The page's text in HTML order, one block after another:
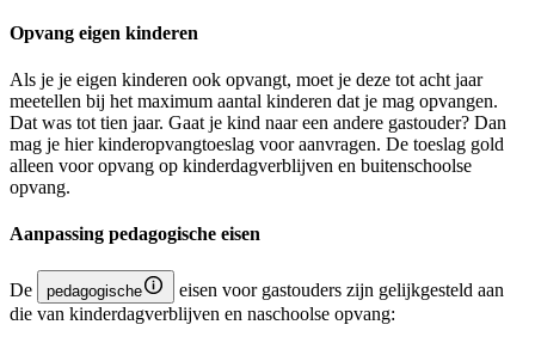
Opvang eigen kinderen
Als je je eigen kinderen ook opvangt, moet je deze tot acht jaar
meetellen bij het maximum aantal kinderen dat je mag opvangen.
Dat was tot tien jaar. Gaat je kind naar een andere gastouder? Dan
mag je hier kinderopvangtoeslag voor aanvragen. De toeslag gold
alleen voor opvang op kinderdagverblijven en buitenschoolse
opvang.
Aanpassing pedagogische eisen
De pedagogische
eisen voor gastouders zijn gelijkgesteld aan
die van kinderdagverblijven en naschoolse opvang: